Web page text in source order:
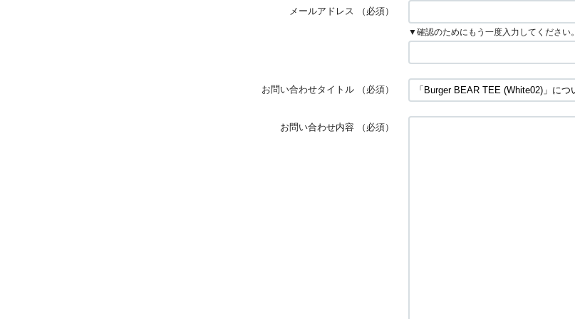
メールアドレス （必須）
▼確認のためにもう一度入力してください。
お問い合わせタイトル （必須）
お問い合わせ内容 （必須）